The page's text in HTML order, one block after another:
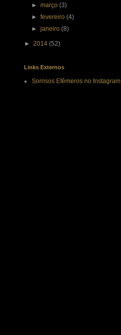
►março(3)
►fevereiro(4)
►janeiro(8)
► 2014 (52)
Links Externos
Sorrisos Efêmeros no Instagram